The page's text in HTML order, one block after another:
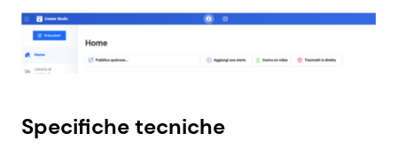
Specifiche tecniche